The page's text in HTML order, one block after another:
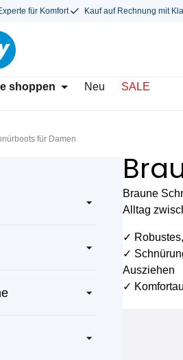
für Komfort Kauf auf Rechnung mit
shoppen Neu SALE
für Damen
Braune
Alltag
✓
✓
Ausziehen
✓